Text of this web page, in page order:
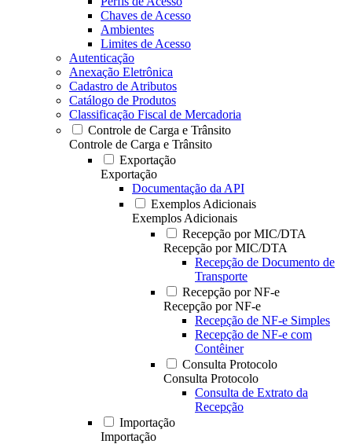
Chaves de Acesso
Ambientes
Limites de Acesso
Autenticação
Anexação Eletrônica
Cadastro de Atributos
Catálogo de Produtos
Classificação Fiscal de Mercadoria
Controle de Carga e Trânsito
Controle de Carga e Trânsito
Exportação
Exportação
Documentação da API
Exemplos Adicionais
Exemplos Adicionais
Recepção por MIC/DTA
Recepção por MIC/DTA
Recepção de Documento de
Transporte
Recepção por NF-e
Recepção por NF-e
Recepção de NF-e Simples
Recepção de NF-e com
Contêiner
Consulta Protocolo
Consulta Protocolo
Consulta de Extrato da
Recepção
Importação
Importação